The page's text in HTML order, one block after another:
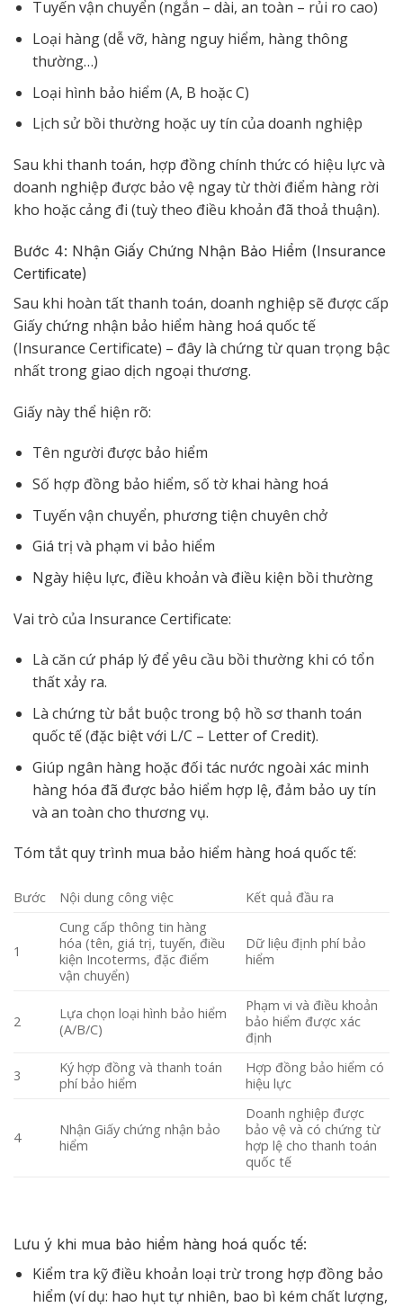
Tuyến vận chuyển (ngắn – dài, an toàn – rủi ro cao)
Loại hàng (dễ vỡ, hàng nguy hiểm, hàng thông
thường…)
Loại hình bảo hiểm (A, B hoặc C)
Lịch sử bồi thường hoặc uy tín của doanh nghiệp
Sau khi thanh toán, hợp đồng chính thức có hiệu lực và
doanh nghiệp được bảo vệ ngay từ thời điểm hàng rời
kho hoặc cảng đi (tuỳ theo điều khoản đã thoả thuận).
Bước 4: Nhận Giấy Chứng Nhận Bảo Hiểm (Insurance
Certificate)
Sau khi hoàn tất thanh toán, doanh nghiệp sẽ được cấp
Giấy chứng nhận bảo hiểm hàng hoá quốc tế
(Insurance Certificate) – đây là chứng từ quan trọng bậc
nhất trong giao dịch ngoại thương.
Giấy này thể hiện rõ:
Tên người được bảo hiểm
Số hợp đồng bảo hiểm, số tờ khai hàng hoá
Tuyến vận chuyển, phương tiện chuyên chở
Giá trị và phạm vi bảo hiểm
Ngày hiệu lực, điều khoản và điều kiện bồi thường
Vai trò của Insurance Certificate:
Là căn cứ pháp lý để yêu cầu bồi thường khi có tổn
thất xảy ra.
Là chứng từ bắt buộc trong bộ hồ sơ thanh toán
quốc tế (đặc biệt với L/C – Letter of Credit).
Giúp ngân hàng hoặc đối tác nước ngoài xác minh
hàng hóa đã được bảo hiểm hợp lệ, đảm bảo uy tín
và an toàn cho thương vụ.
Tóm tắt quy trình mua bảo hiểm hàng hoá quốc tế:
Bước Nội dung công việc Kết quả đầu ra
1
Cung cấp thông tin hàng
hóa (tên, giá trị, tuyến, điều
kiện Incoterms, đặc điểm
vận chuyển)
Dữ liệu định phí bảo
hiểm
2
Lựa chọn loại hình bảo hiểm
(A/B/C)
Phạm vi và điều khoản
bảo hiểm được xác
định
3
Ký hợp đồng và thanh toán
phí bảo hiểm
Hợp đồng bảo hiểm có
hiệu lực
4
Nhận Giấy chứng nhận bảo
hiểm
Doanh nghiệp được
bảo vệ và có chứng từ
hợp lệ cho thanh toán
quốc tế
Lưu ý khi mua bảo hiểm hàng hoá quốc tế:
Kiểm tra kỹ điều khoản loại trừ trong hợp đồng bảo
hiểm (ví dụ: hao hụt tự nhiên, bao bì kém chất lượng,